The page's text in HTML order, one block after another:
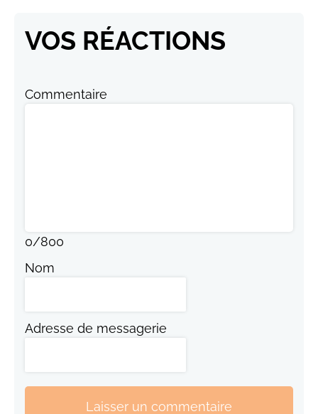
VOS RÉACTIONS
Commentaire
0/800
Nom
Adresse de messagerie
Laisser un commentaire